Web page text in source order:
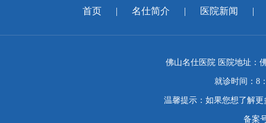
首页 | 名仕简介 | 医院新闻 |
佛山名仕医院 医院地址：
就诊时间：8
温馨提示：如果您想了解
备案